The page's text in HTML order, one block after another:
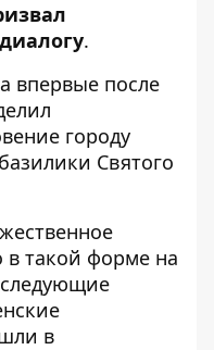
.
впервые после
городу
Святого
такой форме на
в